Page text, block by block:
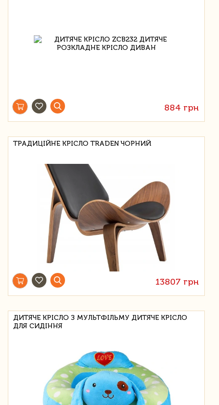
884 грн
ТРАДИЦІЙНЕ КРІСЛО TRADEN ЧОРНИЙ
13807 грн
ДИТЯЧЕ КРІСЛО З МУЛЬТФІЛЬМУ ДИТЯЧЕ КРІСЛО
ДЛЯ СИДІННЯ